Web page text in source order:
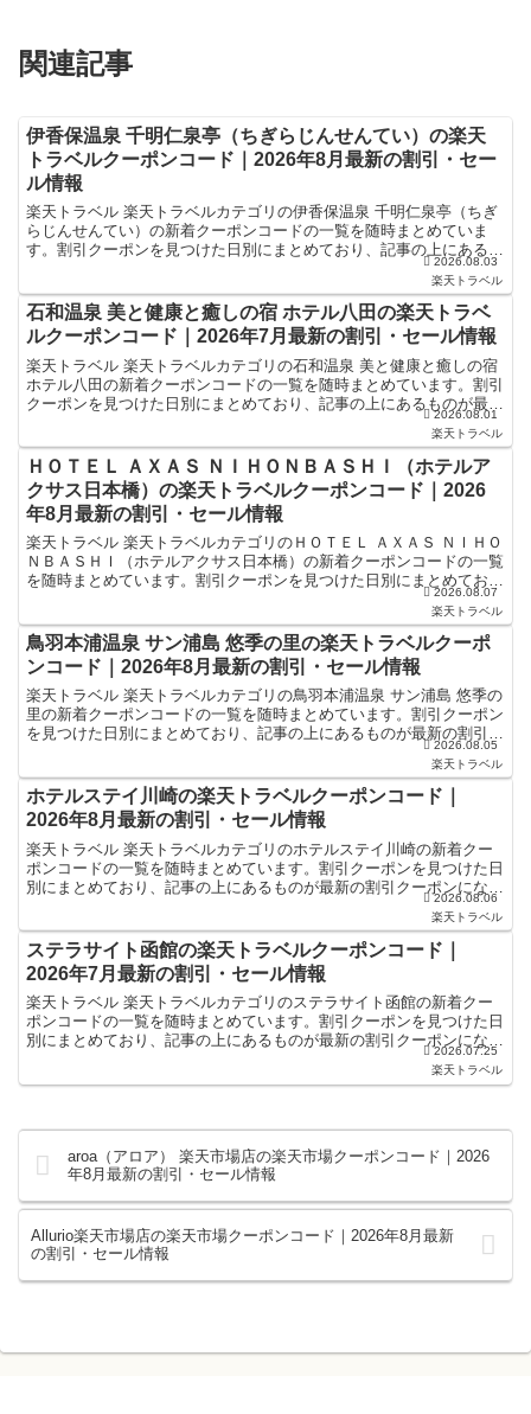
関連記事
伊香保温泉 千明仁泉亭（ちぎらじんせんてい）の楽天
トラベルクーポンコード｜2026年8月最新の割引・セー
ル情報
楽天トラベル 楽天トラベルカテゴリの伊香保温泉 千明仁泉亭（ちぎ
らじんせんてい）の新着クーポンコードの一覧を随時まとめていま
す。割引クーポンを見つけた日別にまとめており、記事の上にあるも
のが最新の割引クーポンになります。ホテル・旅館宿泊の予...2026.08.03
楽天トラベル
石和温泉 美と健康と癒しの宿 ホテル八田の楽天トラベ
ルクーポンコード｜2026年7月最新の割引・セール情報
楽天トラベル 楽天トラベルカテゴリの石和温泉 美と健康と癒しの宿
ホテル八田の新着クーポンコードの一覧を随時まとめています。割引
クーポンを見つけた日別にまとめており、記事の上にあるものが最新
の割引クーポンになります。ホテル・旅館宿泊の予約な... 2026.08.01
楽天トラベル
ＨＯＴＥＬ ＡＸＡＳ ＮＩＨＯＮＢＡＳＨＩ（ホテルア
クサス日本橋）の楽天トラベルクーポンコード｜2026
年8月最新の割引・セール情報
楽天トラベル 楽天トラベルカテゴリのＨＯＴＥＬ ＡＸＡＳ ＮＩＨＯ
ＮＢＡＳＨＩ（ホテルアクサス日本橋）の新着クーポンコードの一覧
を随時まとめています。割引クーポンを見つけた日別にまとめてお
り、記事の上にあるものが最新の割引クーポンになります...2026.08.07
楽天トラベル
鳥羽本浦温泉 サン浦島 悠季の里の楽天トラベルクーポ
ンコード｜2026年8月最新の割引・セール情報
楽天トラベル 楽天トラベルカテゴリの鳥羽本浦温泉 サン浦島 悠季の
里の新着クーポンコードの一覧を随時まとめています。割引クーポン
を見つけた日別にまとめており、記事の上にあるものが最新の割引ク
ーポンになります。ホテル・旅館宿泊の予約などで使え...
2026.08.05
楽天トラベル
ホテルステイ川崎の楽天トラベルクーポンコード｜
2026年8月最新の割引・セール情報
楽天トラベル 楽天トラベルカテゴリのホテルステイ川崎の新着クー
ポンコードの一覧を随時まとめています。割引クーポンを見つけた日
別にまとめており、記事の上にあるものが最新の割引クーポンになり
ます。ホテル・旅館宿泊の予約などで使えるクーポンやセー...2026.08.06
楽天トラベル
ステラサイト函館の楽天トラベルクーポンコード｜
2026年7月最新の割引・セール情報
楽天トラベル 楽天トラベルカテゴリのステラサイト函館の新着クー
ポンコードの一覧を随時まとめています。割引クーポンを見つけた日
別にまとめており、記事の上にあるものが最新の割引クーポンになり
ます。ホテル・旅館宿泊の予約などで使えるクーポンやセー...2026.07.25
楽天トラベル
aroa（アロア） 楽天市場店の楽天市場クーポンコード｜2026
年8月最新の割引・セール情報
Allurio楽天市場店の楽天市場クーポンコード｜2026年8月最新
の割引・セール情報